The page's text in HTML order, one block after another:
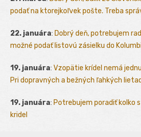
podať na ktorejkoľvek pošte. Treba
22. januára: Dobrý deň, potrebujem
možné podať listovú zásielku do
19. januára: Vzopätie krídel nemá
Pri dopravných a bežných ľahkých
19. januára: Potrebujem poradiť kolko
kridel